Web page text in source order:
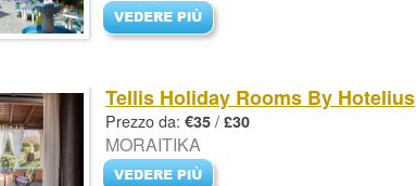
Tellis Holiday Rooms By Hotelius
Prezzo da: €35 / £30
MORAITIKA